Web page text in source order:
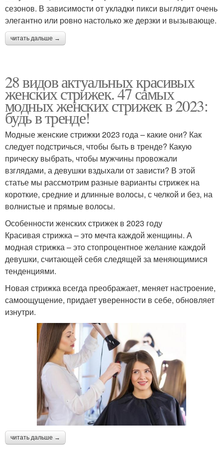
сезонов. В зависимости от укладки пикси выглядит очень
элегантно или ровно настолько же дерзки и вызывающе.
читать дальше →
28 видов актуальных красивых
женских стрижек. 47 самых
модных женских стрижек в 2023:
будь в тренде!
Модные женские стрижки 2023 года – какие они? Как
следует подстричься, чтобы быть в тренде? Какую
прическу выбрать, чтобы мужчины провожали
взглядами, а девушки вздыхали от зависти? В этой
статье мы рассмотрим разные варианты стрижек на
короткие, средние и длинные волосы, с челкой и без, на
волнистые и прямые волосы.
Особенности женских стрижек в 2023 году
Красивая стрижка – это мечта каждой женщины. А
модная стрижка – это стопроцентное желание каждой
девушки, считающей себя следящей за меняющимися
тенденциями.
Новая стрижка всегда преображает, меняет настроение,
самоощущение, придает уверенности в себе, обновляет
изнутри.
читать дальше →